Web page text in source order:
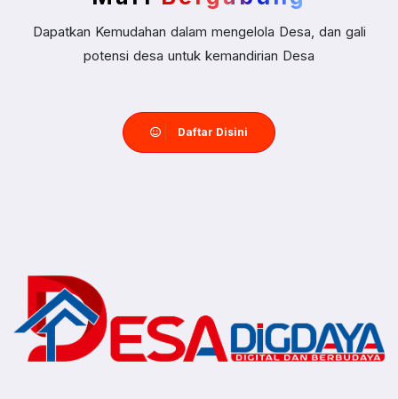
Dapatkan Kemudahan dalam mengelola Desa, dan gali
potensi desa untuk kemandirian Desa
Daftar Disini